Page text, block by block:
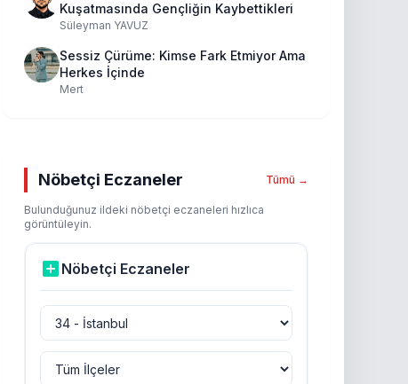
Kuşatmasında Gençliğin Kaybettikleri
Süleyman YAVUZ
Sessiz Çürüme: Kimse Fark Etmiyor Ama
Herkes İçinde
Mert
Nöbetçi Eczaneler Tümü →
Bulunduğunuz ildeki nöbetçi eczaneleri hızlıca
görüntüleyin.